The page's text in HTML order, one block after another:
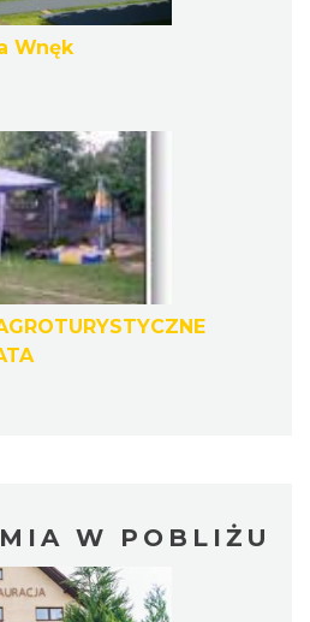
Wnęk
W POBLIŻU